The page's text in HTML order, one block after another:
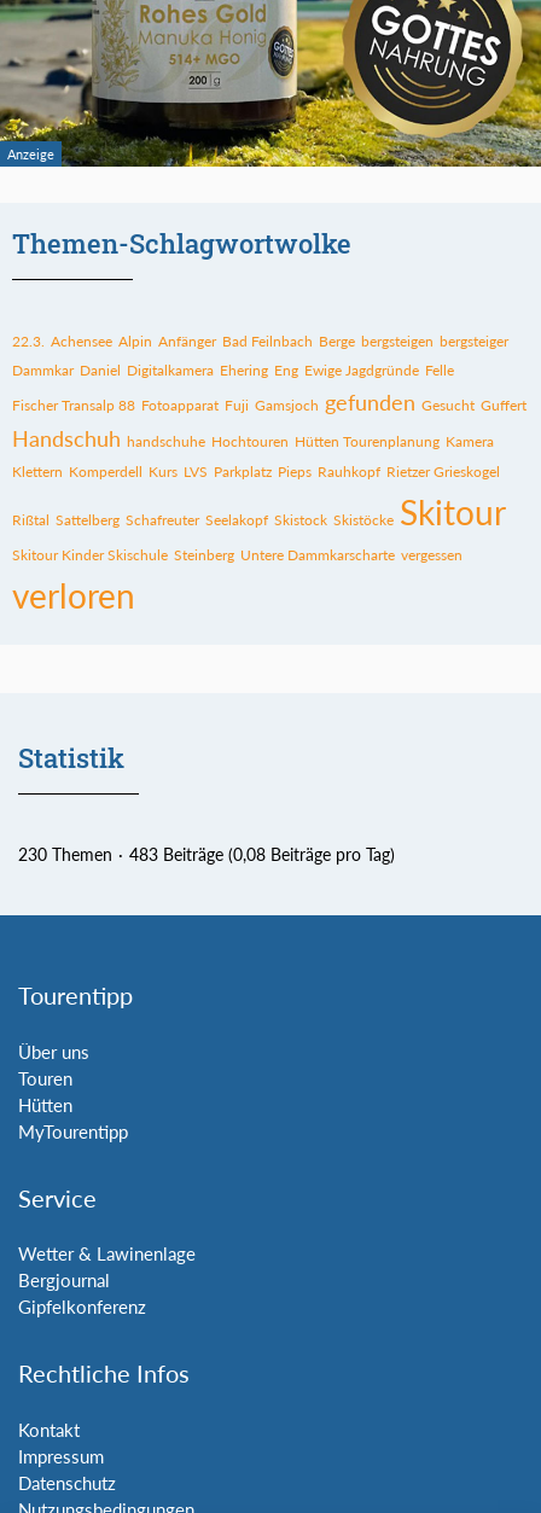
Themen-Schlagwortwolke
22.3. Achensee Alpin Anfänger Bad Feilnbach Berge bergsteigen bergsteiger
Dammkar Daniel Digitalkamera Ehering Eng Ewige Jagdgründe Felle
Fischer Transalp 88 Fotoapparat Fuji Gamsjoch gefunden Gesucht Guffert
Handschuh handschuhe Hochtouren Hütten Tourenplanung Kamera
Klettern Komperdell Kurs LVS Parkplatz Pieps Rauhkopf Rietzer Grieskogel
Rißtal Sattelberg Schafreuter Seelakopf Skistock Skistöcke Skitour
Skitour Kinder Skischule Steinberg Untere Dammkarscharte vergessen
verloren
Statistik
230 Themen 483 Beiträge (0,08 Beiträge pro Tag)
Tourentipp
Über uns
Touren
Hütten
MyTourentipp
Service
Wetter & Lawinenlage
Bergjournal
Gipfelkonferenz
Rechtliche Infos
Kontakt
Impressum
Datenschutz